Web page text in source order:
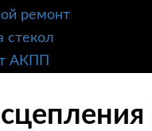
ремонт
стекол
АКПП